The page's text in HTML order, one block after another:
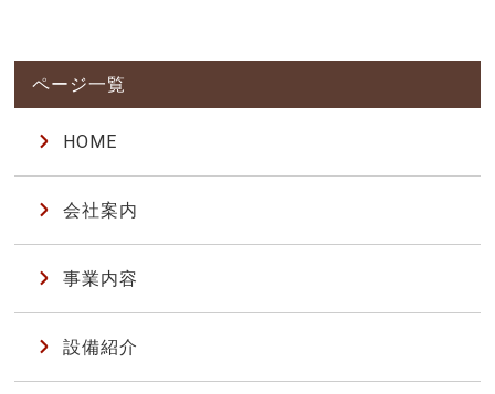
HOME
会社案内
事業内容
設備紹介